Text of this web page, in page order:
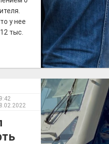
у нее
тыс.
[…]